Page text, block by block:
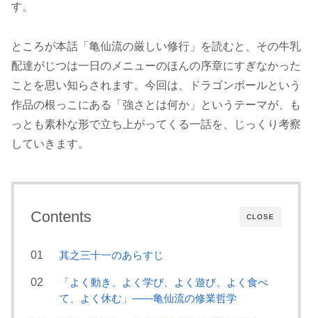
す。
ところが本話「亀仙流の厳しい修行」を読むと、その牛乳
配達がじつは一日のメニューのほんの序章にすぎなかった
ことを思い知らされます。今回は、ドラゴンボールという
作品の根っこにある「強さとは何か」というテーマが、も
っとも素朴な形で立ち上がってくる一話を、じっくり考察
していきます。
CLOSE
Contents
其之三十一のあらすじ
「よく動き、よく学び、よく遊び、よく食べ
て、よく休む」――亀仙流の修業哲学